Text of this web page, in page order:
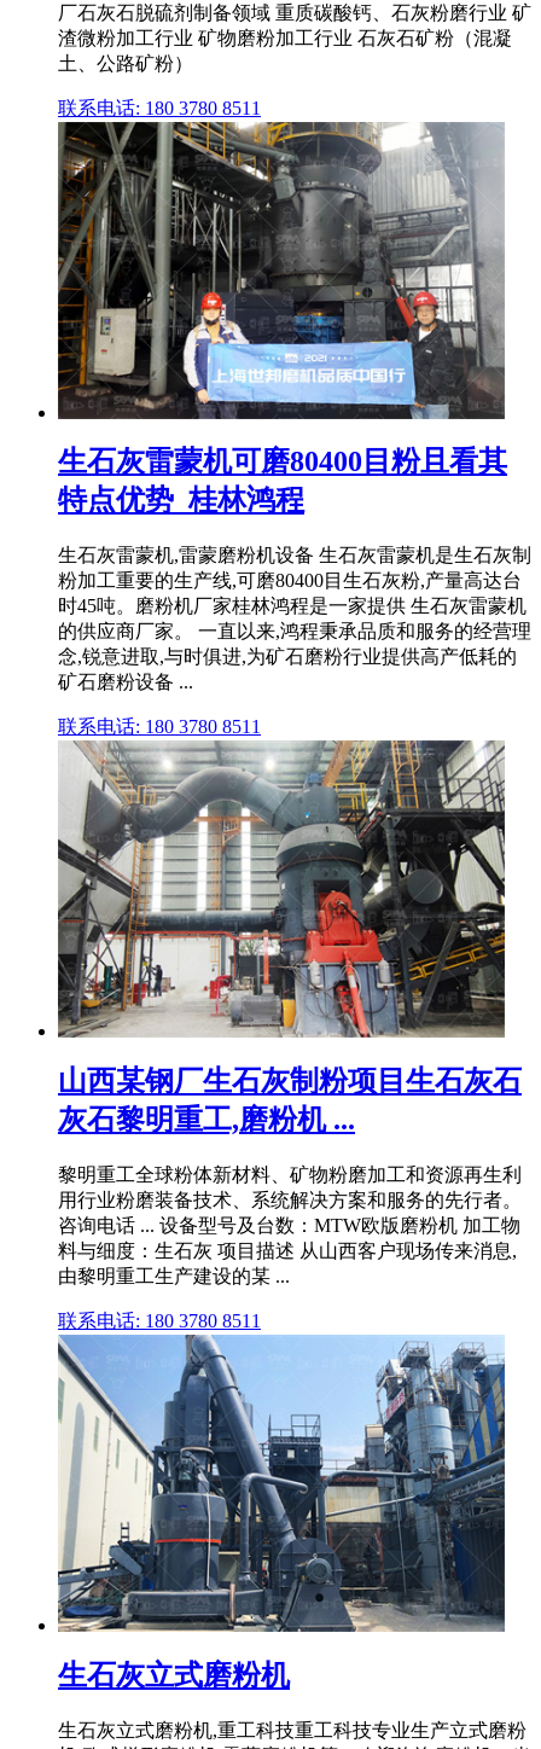
厂石灰石脱硫剂制备领域 重质碳酸钙、石灰粉磨行业 矿
渣微粉加工行业 矿物磨粉加工行业 石灰石矿粉（混凝
土、公路矿粉）
联系电话: 180 3780 8511
生石灰雷蒙机可磨80400目粉且看其
特点优势_桂林鸿程
生石灰雷蒙机,雷蒙磨粉机设备 生石灰雷蒙机是生石灰制
粉加工重要的生产线,可磨80400目生石灰粉,产量高达台
时45吨。磨粉机厂家桂林鸿程是一家提供 生石灰雷蒙机
的供应商厂家。 一直以来,鸿程秉承品质和服务的经营理
念,锐意进取,与时俱进,为矿石磨粉行业提供高产低耗的
矿石磨粉设备 ...
联系电话: 180 3780 8511
山西某钢厂生石灰制粉项目生石灰石
灰石黎明重工,磨粉机 ...
黎明重工全球粉体新材料、矿物粉磨加工和资源再生利
用行业粉磨装备技术、系统解决方案和服务的先行者。
咨询电话 ... 设备型号及台数：MTW欧版磨粉机 加工物
料与细度：生石灰 项目描述 从山西客户现场传来消息,
由黎明重工生产建设的某 ...
联系电话: 180 3780 8511
生石灰立式磨粉机
生石灰立式磨粉机,重工科技重工科技专业生产立式磨粉